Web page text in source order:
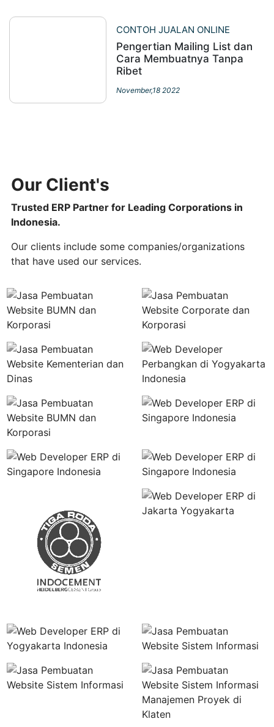
CONTOH JUALAN ONLINE
Pengertian Mailing List dan
Cara Membuatnya Tanpa
Ribet
November,18 2022
Our Client's
Trusted ERP Partner for Leading Corporations in
Indonesia.
Our clients include some companies/organizations
that have used our services.